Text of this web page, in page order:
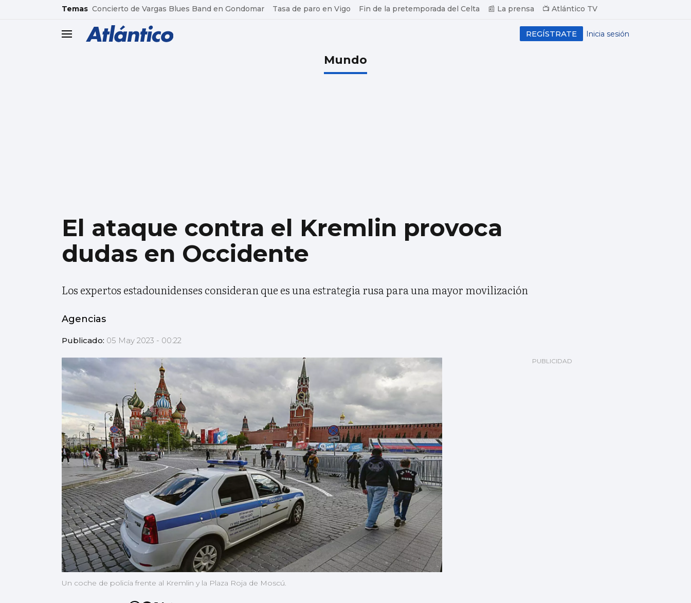
common.go-to-content
Temas Concierto de Vargas Blues Band en Gondomar Tasa de paro en Vigo Fin de la pretemporada del Celta 📰 La prensa 📺 Atlántico TV
header.menu.open Inicia sesión
REGÍSTRATE
Mundo
El ataque contra el Kremlin provoca
dudas en Occidente
Los expertos estadounidenses consideran que es una estrategia rusa para una mayor movilización
Agencias
Publicado: 05 May 2023 - 00:22
Un coche de policía frente al Kremlin y la Plaza Roja de Moscú.